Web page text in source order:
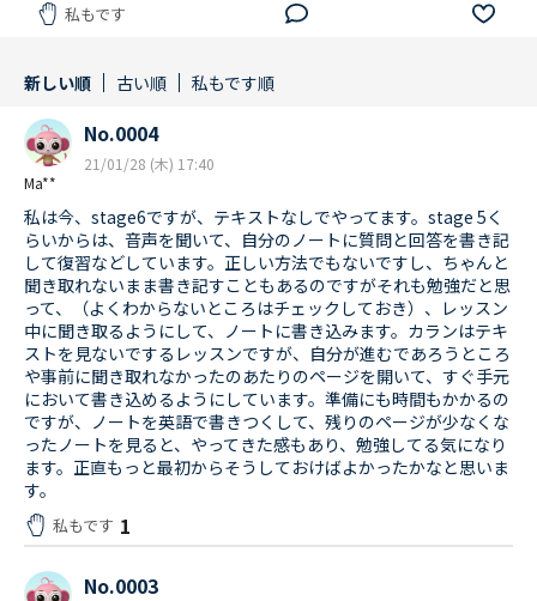
私もです
新しい順 古い順 私もです順
Ma**
No.0004
21/01/28 (木) 17:40
私は今、stage6ですが、テキストなしでやってます。stage 5く
らいからは、音声を聞いて、自分のノートに質問と回答を書き記
して復習などしています。正しい方法でもないですし、ちゃんと
聞き取れないまま書き記すこともあるのですがそれも勉強だと思
って、（よくわからないところはチェックしておき）、レッスン
中に聞き取るようにして、ノートに書き込みます。カランはテキ
ストを見ないでするレッスンですが、自分が進むであろうところ
や事前に聞き取れなかったのあたりのページを開いて、すぐ手元
において書き込めるようにしています。準備にも時間もかかるの
ですが、ノートを英語で書きつくして、残りのページが少なくな
ったノートを見ると、やってきた感もあり、勉強してる気になり
ます。正直もっと最初からそうしておけばよかったかなと思いま
す。
私もです 1
No.0003